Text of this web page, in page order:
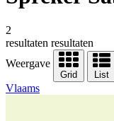
2
resultaten resultaten
Weergave
Grid List
Vlaams